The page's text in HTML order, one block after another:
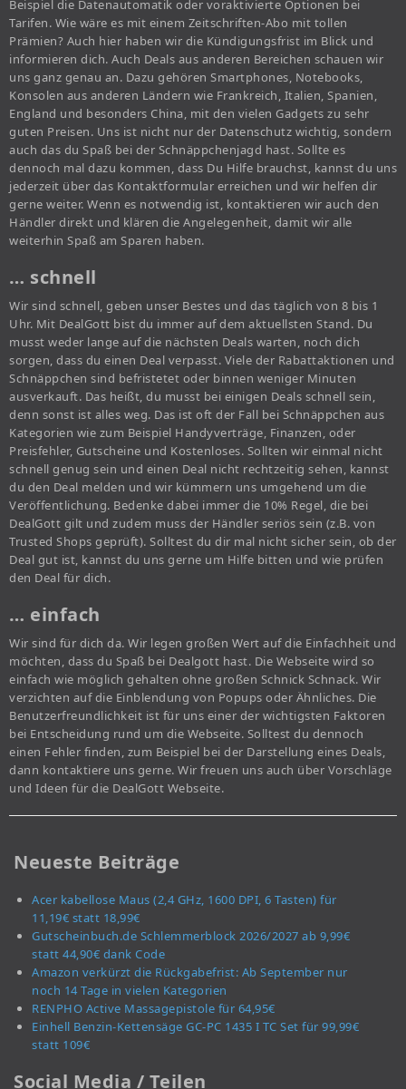
Beispiel die Datenautomatik oder voraktivierte Optionen bei
Tarifen. Wie wäre es mit einem Zeitschriften-Abo mit tollen
Prämien? Auch hier haben wir die Kündigungsfrist im Blick und
informieren dich. Auch Deals aus anderen Bereichen schauen wir
uns ganz genau an. Dazu gehören Smartphones, Notebooks,
Konsolen aus anderen Ländern wie Frankreich, Italien, Spanien,
England und besonders China, mit den vielen Gadgets zu sehr
guten Preisen. Uns ist nicht nur der Datenschutz wichtig, sondern
auch das du Spaß bei der Schnäppchenjagd hast. Sollte es
dennoch mal dazu kommen, dass Du Hilfe brauchst, kannst du uns
jederzeit über das Kontaktformular erreichen und wir helfen dir
gerne weiter. Wenn es notwendig ist, kontaktieren wir auch den
Händler direkt und klären die Angelegenheit, damit wir alle
weiterhin Spaß am Sparen haben.
… schnell
Wir sind schnell, geben unser Bestes und das täglich von 8 bis 1
Uhr. Mit DealGott bist du immer auf dem aktuellsten Stand. Du
musst weder lange auf die nächsten Deals warten, noch dich
sorgen, dass du einen Deal verpasst. Viele der Rabattaktionen und
Schnäppchen sind befristetet oder binnen weniger Minuten
ausverkauft. Das heißt, du musst bei einigen Deals schnell sein,
denn sonst ist alles weg. Das ist oft der Fall bei Schnäppchen aus
Kategorien wie zum Beispiel Handyverträge, Finanzen, oder
Preisfehler, Gutscheine und Kostenloses. Sollten wir einmal nicht
schnell genug sein und einen Deal nicht rechtzeitig sehen, kannst
du den Deal melden und wir kümmern uns umgehend um die
Veröffentlichung. Bedenke dabei immer die 10% Regel, die bei
DealGott gilt und zudem muss der Händler seriös sein (z.B. von
Trusted Shops geprüft). Solltest du dir mal nicht sicher sein, ob der
Deal gut ist, kannst du uns gerne um Hilfe bitten und wie prüfen
den Deal für dich.
… einfach
Wir sind für dich da. Wir legen großen Wert auf die Einfachheit und
möchten, dass du Spaß bei Dealgott hast. Die Webseite wird so
einfach wie möglich gehalten ohne großen Schnick Schnack. Wir
verzichten auf die Einblendung von Popups oder Ähnliches. Die
Benutzerfreundlichkeit ist für uns einer der wichtigsten Faktoren
bei Entscheidung rund um die Webseite. Solltest du dennoch
einen Fehler finden, zum Beispiel bei der Darstellung eines Deals,
dann kontaktiere uns gerne. Wir freuen uns auch über Vorschläge
und Ideen für die DealGott Webseite.
Neueste Beiträge
Acer kabellose Maus (2,4 GHz, 1600 DPI, 6 Tasten) für
11,19€ statt 18,99€
Gutscheinbuch.de Schlemmerblock 2026/2027 ab 9,99€
statt 44,90€ dank Code
Amazon verkürzt die Rückgabefrist: Ab September nur
noch 14 Tage in vielen Kategorien
RENPHO Active Massagepistole für 64,95€
Einhell Benzin-Kettensäge GC-PC 1435 I TC Set für 99,99€
statt 109€
Social Media / Teilen